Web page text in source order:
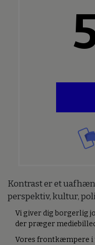
Kontrast er et
perspektiv, kultur,
Vi giver dig borgerlig
der præger
Vores frontkæmpere i